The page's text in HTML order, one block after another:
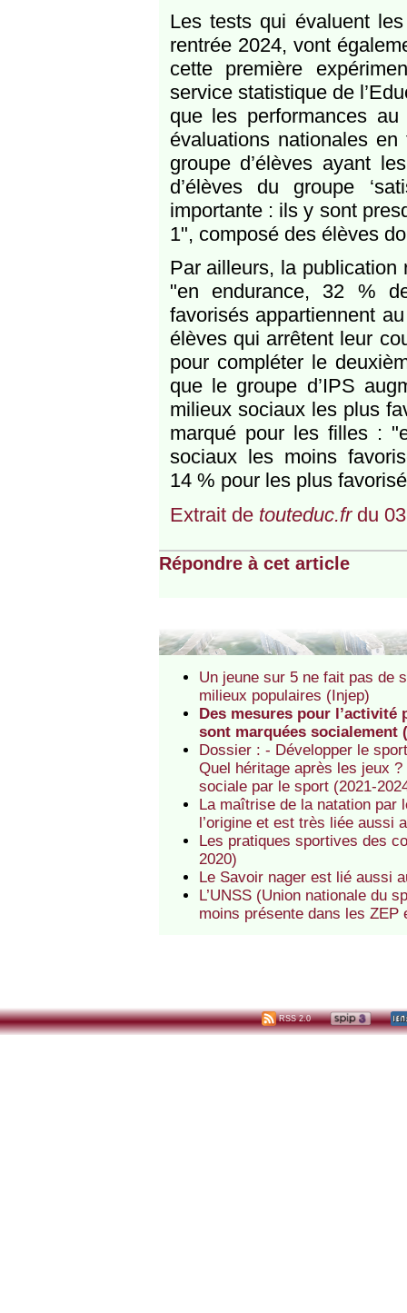
Les tests qui évaluent
rentrée 2024, vont
cette première
service statistique de
que les performances
évaluations nationales
groupe d’élèves ayant
d’élèves du groupe
importante : ils y sont
1", composé des élèves
Par ailleurs, la publication
"en endurance, 32 %
favorisés appartiennent
élèves qui arrêtent leur
pour compléter le
que le groupe d’IPS
milieux sociaux les plus
marqué pour les filles :
sociaux les moins
14 % pour les plus
Extrait de touteduc.frdu
Répondre à cet article
Un jeune sur 5 ne fait pas de
milieux populaires (Injep)
Des mesures pour l’activité
sont marquées socialement
Dossier : - Développer le
Quel héritage après les jeux
sociale par le sport (2021-
La maîtrise de la natation par
l’origine et est très liée aussi
Les pratiques sportives des
2020)
Le Savoir nager est lié aussi
L’UNSS (Union nationale du
moins présente dans les
RSS 2.0